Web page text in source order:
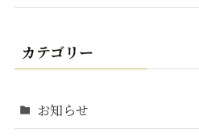
カテゴリー
お知らせ